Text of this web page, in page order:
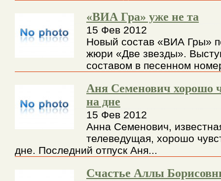
«ВИА Гра» уже не та
15 Фев 2012
Новый состав «ВИА Гры»
жюри «Две звезды».
составом в песенном
Аня Семенович хорошо
на дне
15 Фев 2012
Анна Семенович,
телеведущая, хорошо
дне. Последний отпуск Аня...
Счастье Аллы